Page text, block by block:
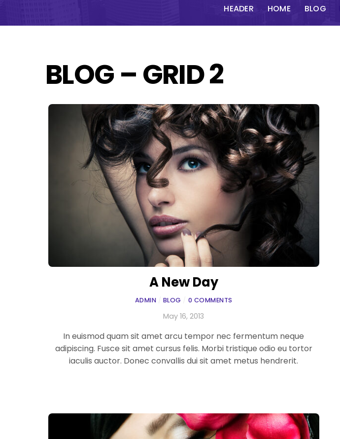
HEADER HOME BLOG
BLOG – GRID 2
A New Day
ADMIN BLOG 0 COMMENTS
May 16, 2013
In euismod quam sit amet arcu tempor nec fermentum neque
adipiscing. Fusce sit amet cursus felis. Morbi tristique odio eu tortor
iaculis auctor. Donec convallis dui sit amet metus hendrerit.